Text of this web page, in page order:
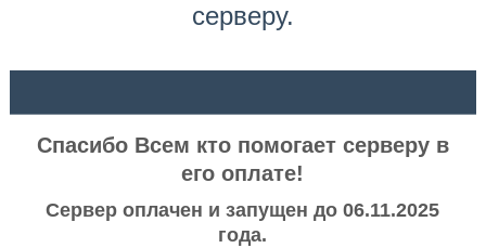
серверу.
Спасибо Всем кто помогает серверу в
его оплате!
Сервер оплачен и запущен до 06.11.2025
года.